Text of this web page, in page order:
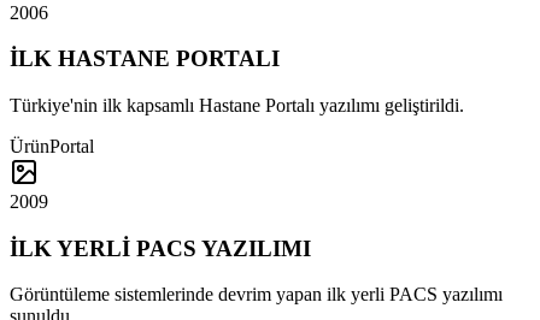
2006
İLK HASTANE PORTALI
Türkiye'nin ilk kapsamlı Hastane Portalı yazılımı geliştirildi.
ÜrünPortal
2009
İLK YERLİ PACS YAZILIMI
Görüntüleme sistemlerinde devrim yapan ilk yerli PACS yazılımı